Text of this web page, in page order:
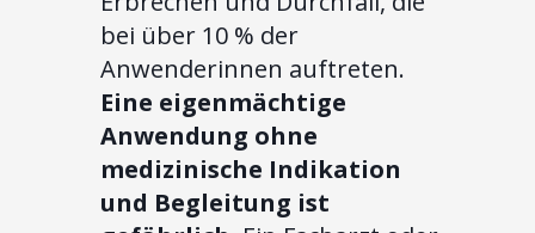
bei über 10 % der
Anwenderinnen auftreten.
Eine eigenmächtige
Anwendung ohne
medizinische Indikation
und Begleitung ist